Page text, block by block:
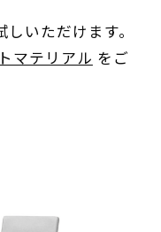
いただけます。
マテリアル をご